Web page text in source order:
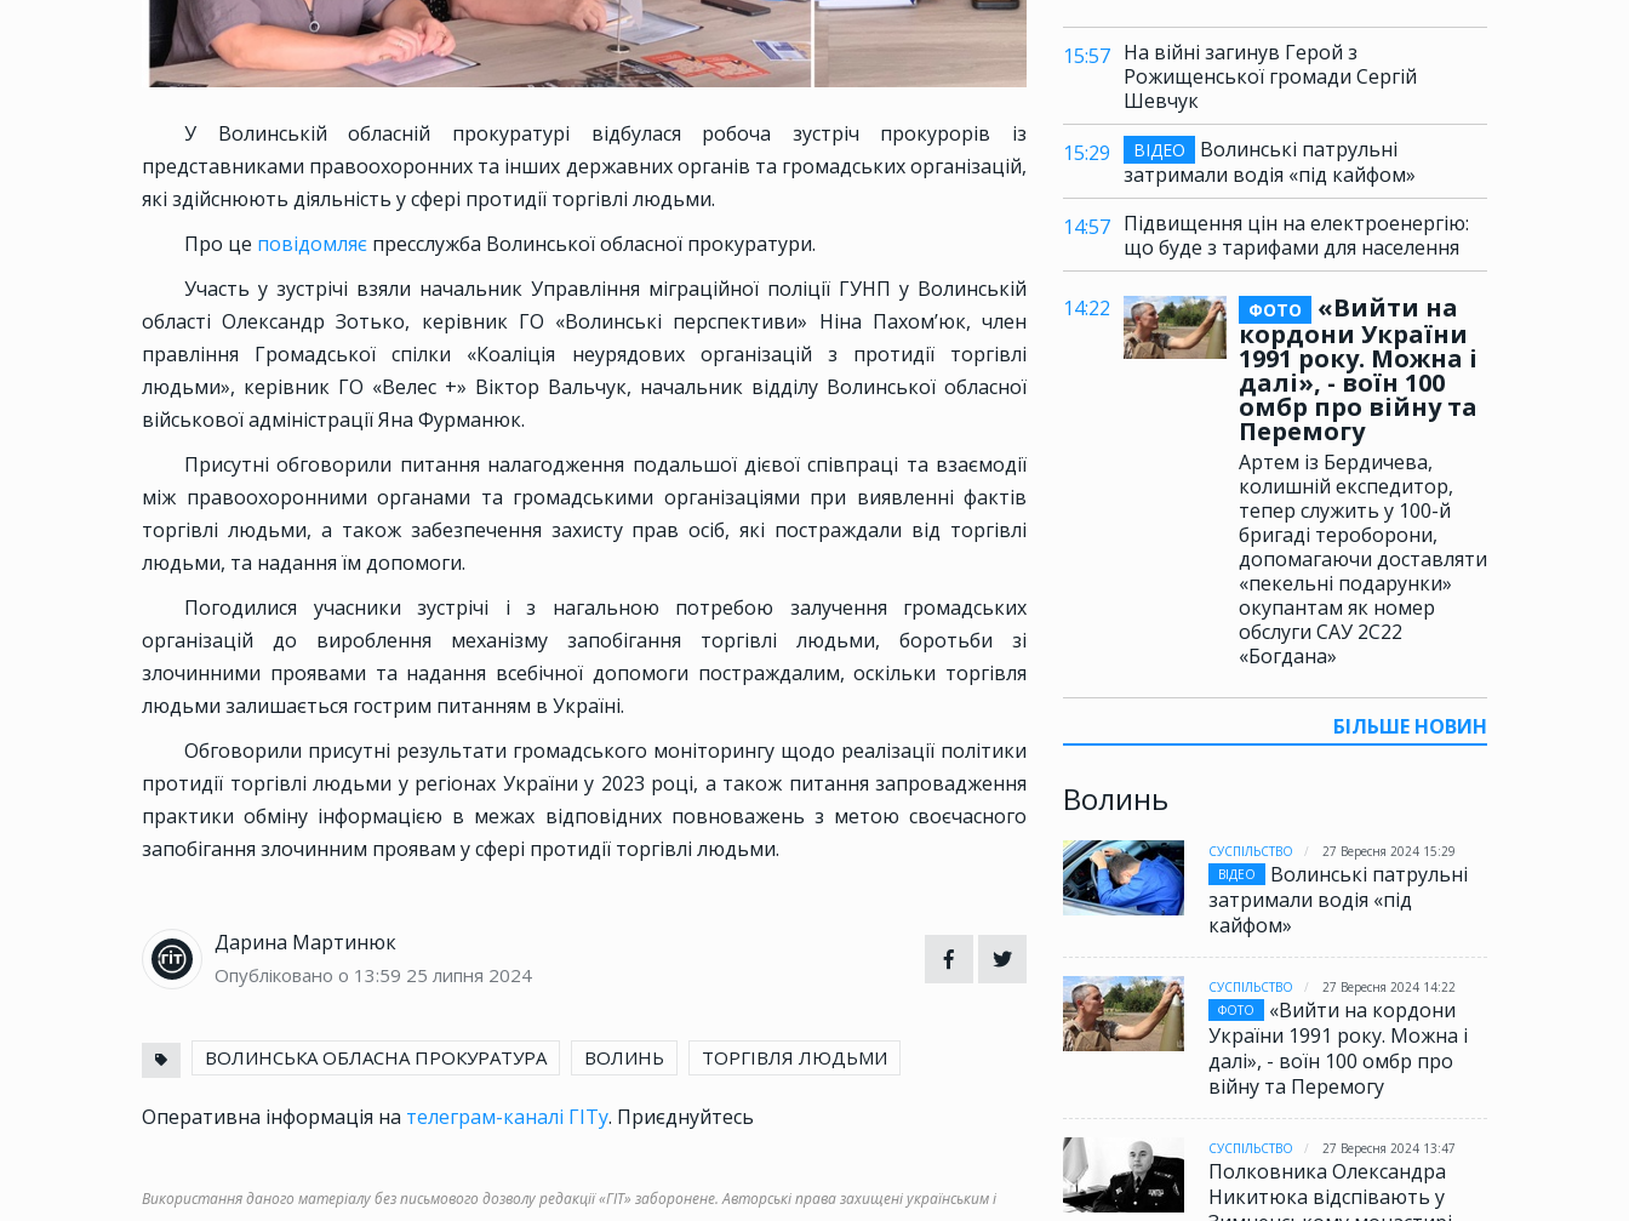
15:57 На війні загинув Герой з
Рожищенської громади Сергій
Шевчук
15:29
ВІДЕО
Волинські патрульні
затримали водія «під кайфом»
14:57 Підвищення цін на електроенергію:
що буде з тарифами для населення
14:22 ФОТО
«Вийти на
кордони України
1991 року. Можна і
далі», - воїн 100
омбр про війну та
Перемогу
Артем із Бердичева,
колишній експедитор,
тепер служить у 100-й
бригаді тероборони,
допомагаючи доставляти
«пекельні подарунки»
окупантам як номер
обслуги САУ 2С22
«Богдана»
БІЛЬШЕ НОВИН
Волинь
СУСПІЛЬСТВО
27 Вересня 2024 15:29
ВІДЕО
Волинські патрульні
затримали водія «під
кайфом»
СУСПІЛЬСТВО
27 Вересня 2024 14:22
ФОТО
«Вийти на кордони
України 1991 року. Можна і
далі», - воїн 100 омбр про
війну та Перемогу
СУСПІЛЬСТВО 27 Вересня 2024 13:47
Полковника Олександра
Никитюка відспівають у
У Волинській обласній прокуратурі відбулася робоча зустріч прокурорів із
представниками правоохоронних та інших державних органів та громадських організацій,
які здійснюють діяльність у сфері протидії торгівлі людьми.
Про це повідомляє пресслужба Волинської обласної прокуратури.
Участь у зустрічі взяли начальник Управління міграційної поліції ГУНП у Волинській
області Олександр Зотько, керівник ГО «Волинські перспективи» Ніна Пахом’юк, член
правління Громадської спілки «Коаліція неурядових організацій з протидії торгівлі
людьми», керівник ГО «Велес +» Віктор Вальчук, начальник відділу Волинської обласної
військової адміністрації Яна Фурманюк.
Присутні обговорили питання налагодження подальшої дієвої співпраці та взаємодії
між правоохоронними органами та громадськими організаціями при виявленні фактів
торгівлі людьми, а також забезпечення захисту прав осіб, які постраждали від торгівлі
людьми, та надання їм допомоги.
Погодилися учасники зустрічі і з нагальною потребою залучення громадських
організацій до вироблення механізму запобігання торгівлі людьми, боротьби зі
злочинними проявами та надання всебічної допомоги постраждалим, оскільки торгівля
людьми залишається гострим питанням в Україні.
Обговорили присутні результати громадського моніторингу щодо реалізації політики
протидії торгівлі людьми у регіонах України у 2023 році, а також питання запровадження
практики обміну інформацією в межах відповідних повноважень з метою своєчасного
запобігання злочинним проявам у сфері протидії торгівлі людьми.
Дарина Мартинюк
Опубліковано о 13:59 25 липня 2024
ВОЛИНСЬКА ОБЛАСНА ПРОКУРАТУРА ВОЛИНЬ ТОРГІВЛЯ ЛЮДЬМИ
Оперативна інформація на телеграм-каналі ГІТу. Приєднуйтесь
Використання даного матеріалу без письмового дозволу редакції «ГІТ» заборонене. Авторські права захищені українським і